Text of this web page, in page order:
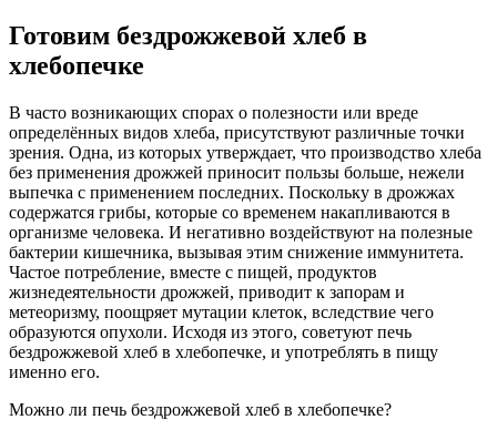
Готовим бездрожжевой хлеб в
хлебопечке
В часто возникающих спорах о полезности или вреде
определённых видов хлеба, присутствуют различные точки
зрения. Одна, из которых утверждает, что производство хлеба
без применения дрожжей приносит пользы больше, нежели
выпечка с применением последних. Поскольку в дрожжах
содержатся грибы, которые со временем накапливаются в
организме человека. И негативно воздействуют на полезные
бактерии кишечника, вызывая этим снижение иммунитета.
Частое потребление, вместе с пищей, продуктов
жизнедеятельности дрожжей, приводит к запорам и
метеоризму, поощряет мутации клеток, вследствие чего
образуются опухоли. Исходя из этого, советуют печь
бездрожжевой хлеб в хлебопечке, и употреблять в пищу
именно его.
Можно ли печь бездрожжевой хлеб в хлебопечке?